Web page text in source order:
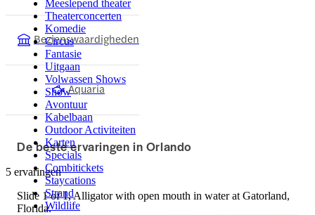
Meeslepend theater
Theaterconcerten
Komedie
Circus
Fantasie
Uitgaan
Volwassen Shows
Show
Avontuur
Kabelbaan
Outdoor Activiteiten
Karten
Specials
Combitickets
Staycations
Strand
Wildlife
Bezienswaardigheden
Aquaria
De beste ervaringen in Orlando
5 ervaringen
Slide 1 of 1, Alligator with open mouth in water at Gatorland,
Florida.